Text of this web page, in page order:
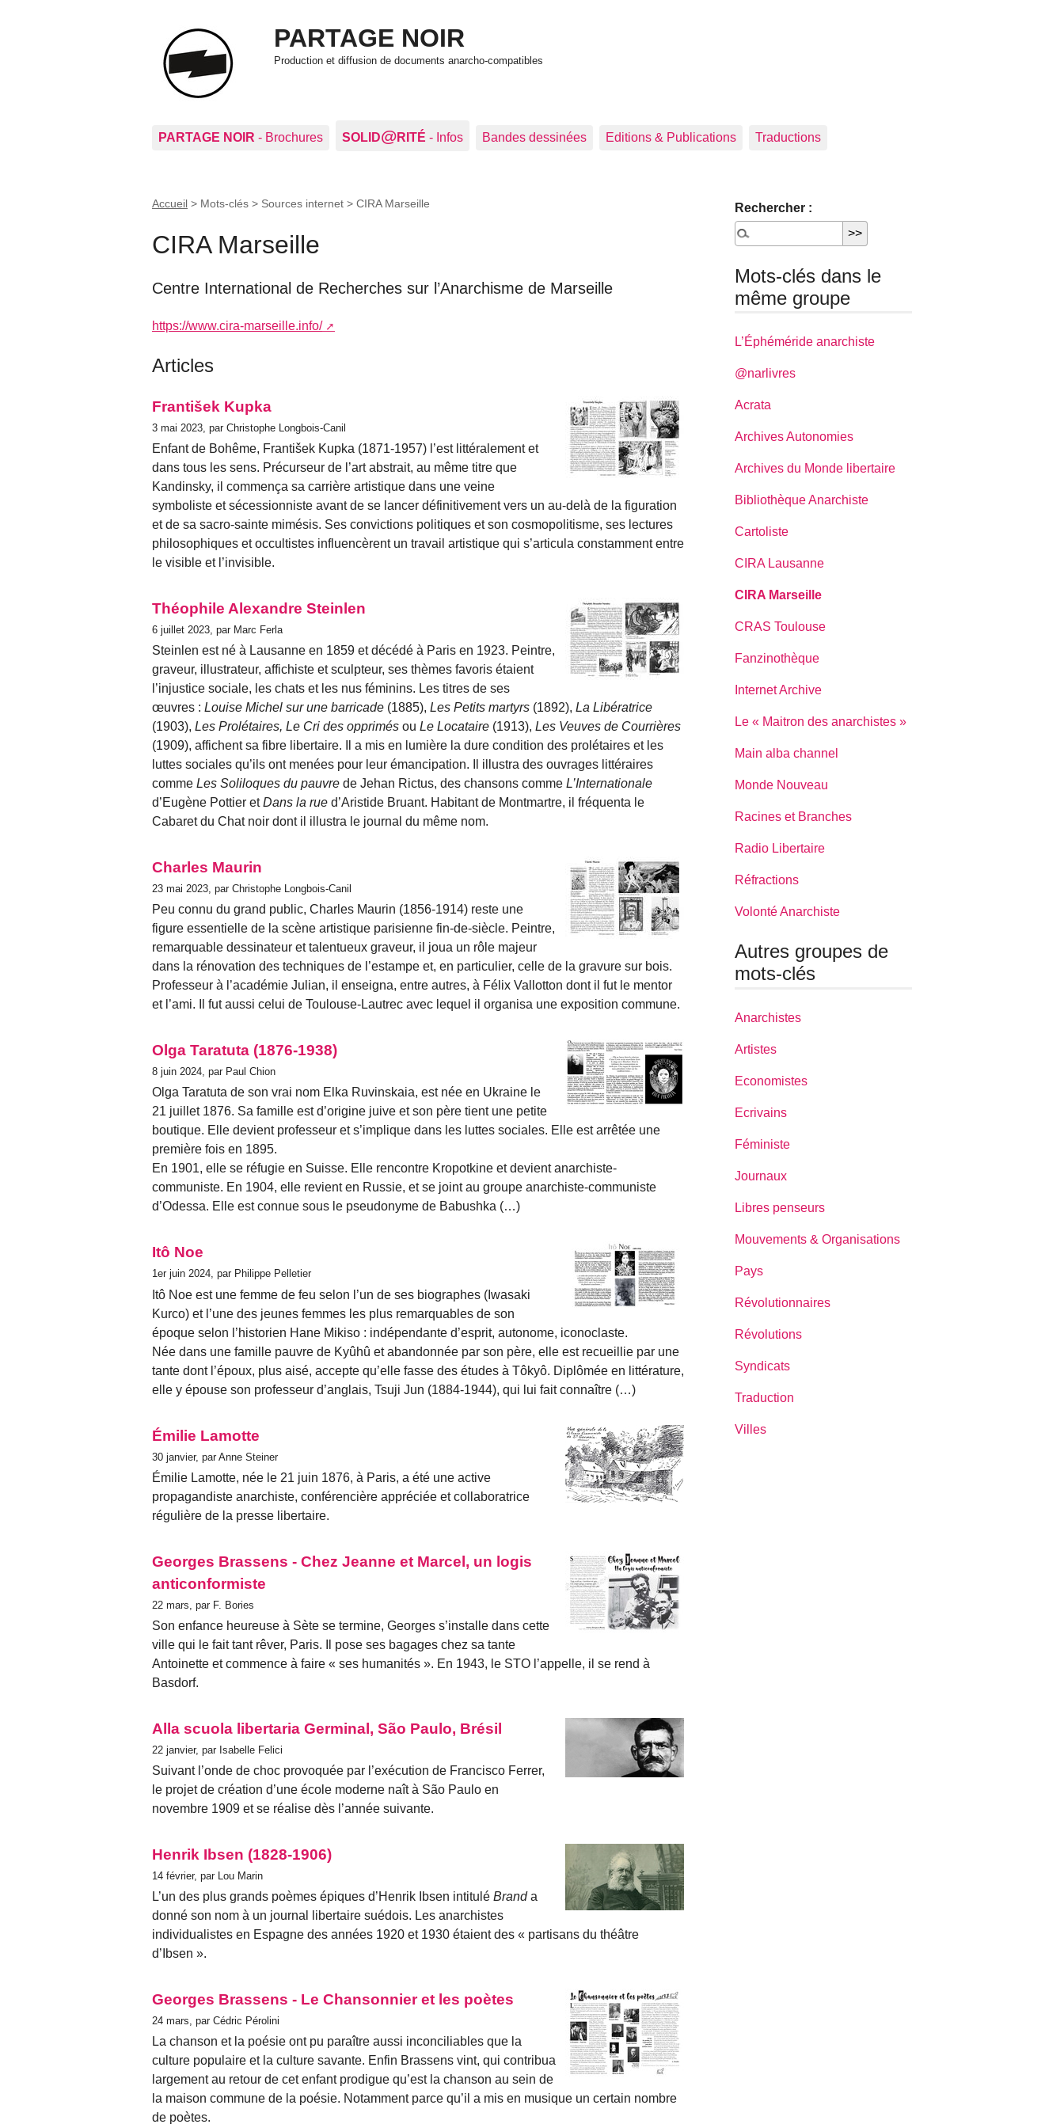
PARTAGE NOIR
Production et diffusion de documents anarcho-compatibles
PARTAGE NOIR - Brochures SOLID@RITÉ - Infos Bandes dessinées Editions & Publications Traductions
Accueil > Mots-clés > Sources internet > CIRA Marseille
CIRA Marseille
Centre International de Recherches sur l’Anarchisme de Marseille
https://www.cira-marseille.info/
Articles
František Kupka
3 mai 2023, par Christophe Longbois-Canil
Enfant de Bohême, František Kupka (1871-1957) l’est littéralement et
dans tous les sens. Précurseur de l’art abstrait, au même titre que
Kandinsky, il commença sa carrière artistique dans une veine
symboliste et sécessionniste avant de se lancer définitivement vers un au-delà de la figuration
et de sa sacro-sainte mimésis. Ses convictions politiques et son cosmopolitisme, ses lectures
philosophiques et occultistes influencèrent un travail artistique qui s’articula constamment entre
le visible et l’invisible.
Théophile Alexandre Steinlen
6 juillet 2023, par Marc Ferla
Steinlen est né à Lausanne en 1859 et décédé à Paris en 1923. Peintre,
graveur, illustrateur, affichiste et sculpteur, ses thèmes favoris étaient
l’injustice sociale, les chats et les nus féminins. Les titres de ses
œuvres : Louise Michel sur une barricade (1885), Les Petits martyrs (1892), La Libératrice
(1903), Les Prolétaires, Le Cri des opprimés ou Le Locataire (1913), Les Veuves de Courrières
(1909), affichent sa fibre libertaire. Il a mis en lumière la dure condition des prolétaires et les
luttes sociales qu’ils ont menées pour leur émancipation. Il illustra des ouvrages littéraires
comme Les Soliloques du pauvre de Jehan Rictus, des chansons comme L’Internationale
d’Eugène Pottier etDans la rue d’Aristide Bruant. Habitant de Montmartre, il fréquenta le
Cabaret du Chat noir dont il illustra le journal du même nom.
Charles Maurin
23 mai 2023, par Christophe Longbois-Canil
Peu connu du grand public, Charles Maurin (1856-1914) reste une
figure essentielle de la scène artistique parisienne fin-de-siècle. Peintre,
remarquable dessinateur et talentueux graveur, il joua un rôle majeur
dans la rénovation des techniques de l’estampe et, en particulier, celle de la gravure sur bois.
Professeur à l’académie Julian, il enseigna, entre autres, à Félix Vallotton dont il fut le mentor
et l’ami. Il fut aussi celui de Toulouse-Lautrec avec lequel il organisa une exposition commune.
Olga Taratuta (1876-1938)
8 juin 2024, par Paul Chion
Olga Taratuta de son vrai nom Elka Ruvinskaia, est née en Ukraine le
21 juillet 1876. Sa famille est d’origine juive et son père tient une petite
boutique. Elle devient professeur et s’implique dans les luttes sociales. Elle est arrêtée une
première fois en 1895.
En 1901, elle se réfugie en Suisse. Elle rencontre Kropotkine et devient anarchiste-
communiste. En 1904, elle revient en Russie, et se joint au groupe anarchiste-communiste
d’Odessa. Elle est connue sous le pseudonyme de Babushka (…)
Itô Noe
1er juin 2024, par Philippe Pelletier
Itô Noe est une femme de feu selon l’un de ses biographes (Iwasaki
Kurco) et l’une des jeunes femmes les plus remarquables de son
époque selon l’historien Hane Mikiso : indépendante d’esprit, autonome, iconoclaste.
Née dans une famille pauvre de Kyûhû et abandonnée par son père, elle est recueillie par une
tante dont l’époux, plus aisé, accepte qu’elle fasse des études à Tôkyô. Diplômée en littérature,
elle y épouse son professeur d’anglais, Tsuji Jun (1884-1944), qui lui fait connaître (…)
Émilie Lamotte
30 janvier, par Anne Steiner
Émilie Lamotte, née le 21 juin 1876, à Paris, a été une active
propagandiste anarchiste, conférencière appréciée et collaboratrice
régulière de la presse libertaire.
Georges Brassens - Chez Jeanne et Marcel, un logis
anticonformiste
22 mars, par F. Bories
Son enfance heureuse à Sète se termine, Georges s’installe dans cette
ville qui le fait tant rêver, Paris. Il pose ses bagages chez sa tante
Antoinette et commence à faire « ses humanités ». En 1943, le STO l’appelle, il se rend à
Basdorf.
Alla scuola libertaria Germinal, São Paulo, Brésil
22 janvier, par Isabelle Felici
Suivant l’onde de choc provoquée par l’exécution de Francisco Ferrer,
le projet de création d’une école moderne naît à São Paulo en
novembre 1909 et se réalise dès l’année suivante.
Henrik Ibsen (1828-1906)
14 février, par Lou Marin
L’un des plus grands poèmes épiques d’Henrik Ibsen intitulé Branda
donné son nom à un journal libertaire suédois. Les anarchistes
individualistes en Espagne des années 1920 et 1930 étaient des « partisans du théâtre
d’Ibsen ».
Georges Brassens - Le Chansonnier et les poètes
24 mars, par Cédric Pérolini
La chanson et la poésie ont pu paraître aussi inconciliables que la
culture populaire et la culture savante. Enfin Brassens vint, qui contribua
largement au retour de cet enfant prodigue qu’est la chanson au sein de
la maison commune de la poésie. Notamment parce qu’il a mis en musique un certain nombre
de poètes.
Rechercher :
Mots-clés dans le
même groupe
L’Éphéméride anarchiste
@narlivres
Acrata
Archives Autonomies
Archives du Monde libertaire
Bibliothèque Anarchiste
Cartoliste
CIRA Lausanne
CIRA Marseille
CRAS Toulouse
Fanzinothèque
Internet Archive
Le « Maitron des anarchistes »
Main alba channel
Monde Nouveau
Racines et Branches
Radio Libertaire
Réfractions
Volonté Anarchiste
Autres groupes de
mots-clés
Anarchistes
Artistes
Economistes
Ecrivains
Féministe
Journaux
Libres penseurs
Mouvements & Organisations
Pays
Révolutionnaires
Révolutions
Syndicats
Traduction
Villes